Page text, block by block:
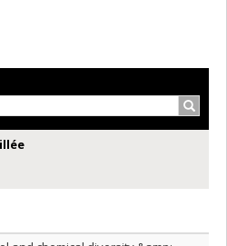
décroissant
en ordre décroissant